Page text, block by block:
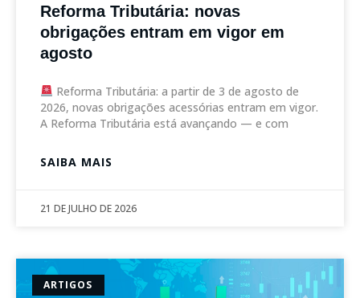
Reforma Tributária: novas
obrigações entram em vigor em
agosto
Reforma Tributária: a partir de 3 de agosto de
2026, novas obrigações acessórias entram em vigor.
A Reforma Tributária está avançando — e com
SAIBA MAIS
21 DE JULHO DE 2026
ARTIGOS